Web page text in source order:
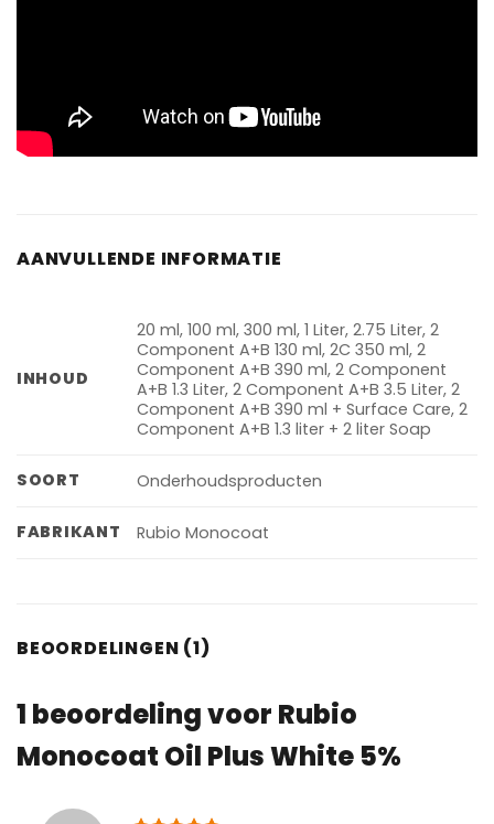
AANVULLENDE INFORMATIE
INHOUD
20 ml, 100 ml, 300 ml, 1 Liter, 2.75 Liter, 2
Component A+B 130 ml, 2C 350 ml, 2
Component A+B 390 ml, 2 Component
A+B 1.3 Liter, 2 Component A+B 3.5 Liter, 2
Component A+B 390 ml + Surface Care, 2
Component A+B 1.3 liter + 2 liter Soap
SOORT Onderhoudsproducten
FABRIKANT Rubio Monocoat
BEOORDELINGEN (1)
1 beoordeling voor Rubio
Monocoat Oil Plus White 5%